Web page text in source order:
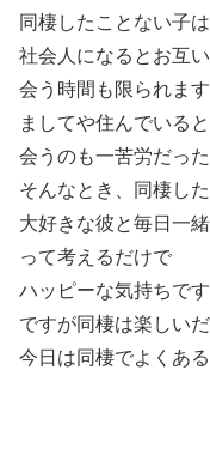
同棲したことない子
社会人になるとお互
会う時間も限られます
ましてや住んでいる
会うのも一苦労だった
そんなとき、同棲した
大好きな彼と毎日一
って考えるだけで
ハッピーな気持ちで
ですが同棲は楽しい
今日は同棲でよくあ